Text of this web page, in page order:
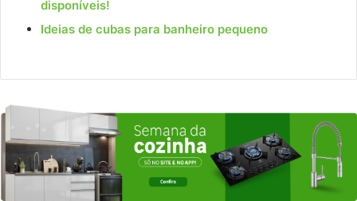
disponíveis!
Ideias de cubas para banheiro pequeno